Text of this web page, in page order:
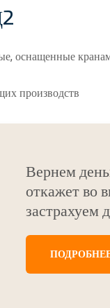
оснащенные
производств
Вернем
откажет во
застрахуем